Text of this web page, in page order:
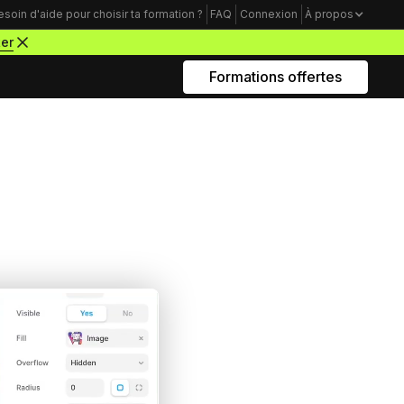
d'aide pour choisir ta formation ? FAQ Connexion À propos
Mindset Freelance
Productivité Freelance
Formations offertes